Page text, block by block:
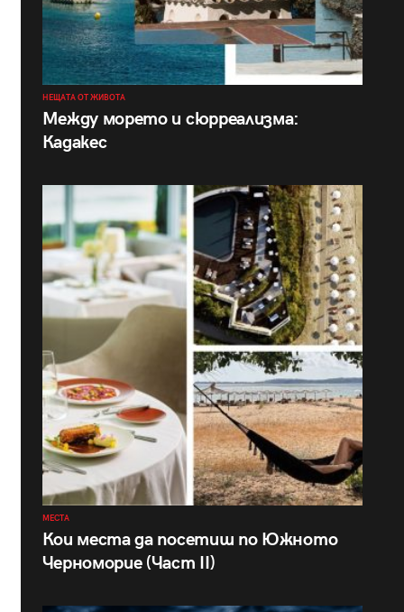
НЕЩАТА ОТ ЖИВОТА
Между морето и сюрреализма:
Кадакес
МЕСТА
Кои места да посетиш по Южното
Черноморие (Част II)